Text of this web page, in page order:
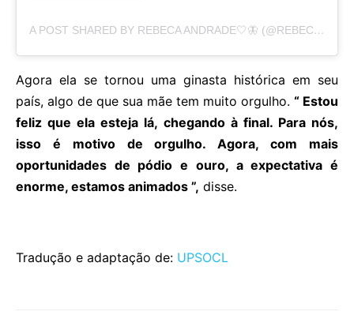
A POST SHARED BY REBECA ANDRADE🤍🦋 (@REBECARANDRADE)
Agora ela se tornou uma ginasta histórica em seu
país, algo de que sua mãe tem muito orgulho. “ Estou
feliz que ela esteja lá, chegando à final. Para nós,
isso é motivo de orgulho. Agora, com mais
oportunidades de pódio e ouro, a expectativa é
enorme, estamos animados ”, disse.
Tradução e adaptação de: UPSOCL